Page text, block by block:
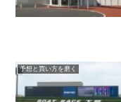
予想と買い方を磨く